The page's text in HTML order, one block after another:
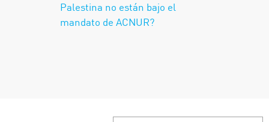
Palestina no están bajo el
mandato de ACNUR?